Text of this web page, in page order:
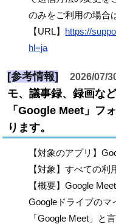
のみをご利用の場合
【URL】 https://
hl=ja
[参考情報] 2026/07/
モ、議事録、録画な
「Google Meet」フ
ります。
【対象のアプリ】
【対象】すべての利
【概要】Google
Googleドライブのマ
「Google Meet」と